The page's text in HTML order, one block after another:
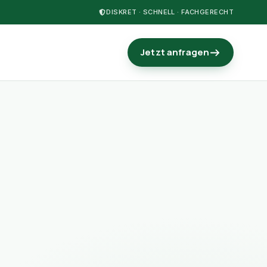
DISKRET · SCHNELL · FACHGERECHT
Jetzt anfragen